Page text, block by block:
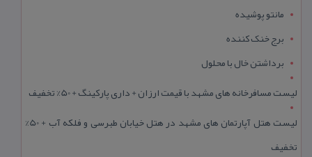
مانتو پوشیده
برج خنک کننده
برداشتن خال با محلول
لیست مسافرخانه های مشهد با قیمت ارزان + داری پارکینگ + 50% تخفیف
لیست هتل آپارتمان های مشهد در هتل خیابان طبرسی و فلکه آب + 50%
تخفیف